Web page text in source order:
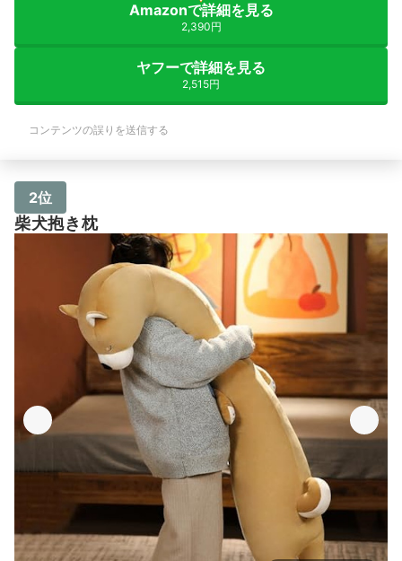
Amazonで詳細を見る
2,390円
ヤフーで詳細を見る
2,515円
コンテンツの誤りを送信する
2位
柴犬抱き枕